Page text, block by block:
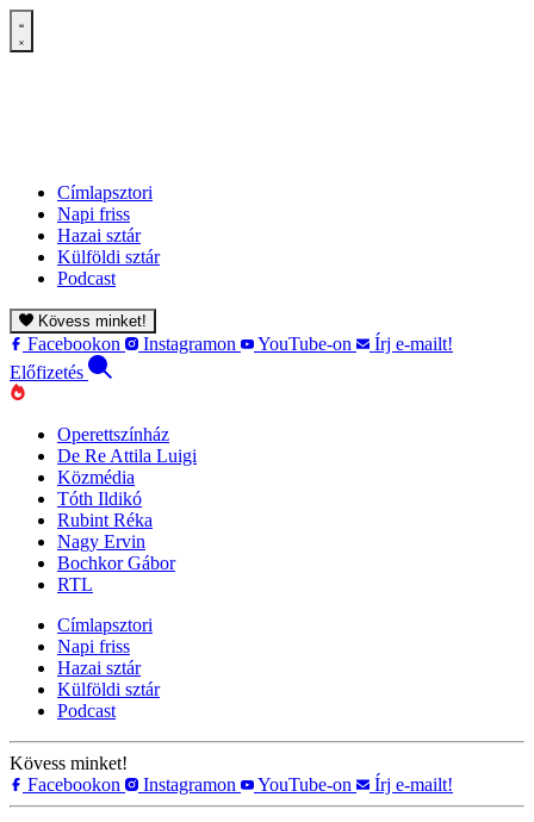
Címlapsztori
Napi friss
Hazai sztár
Külföldi sztár
Podcast
Kövess minket!
Facebookon Instagramon YouTube-on
Írj e-mailt!
Előfizetés
Operettszínház
De Re Attila Luigi
Közmédia
Tóth Ildikó
Rubint Réka
Nagy Ervin
Bochkor Gábor
RTL
Címlapsztori
Napi friss
Hazai sztár
Külföldi sztár
Podcast
Kövess minket!
Facebookon
Instagramon YouTube-on Írj e-mailt!